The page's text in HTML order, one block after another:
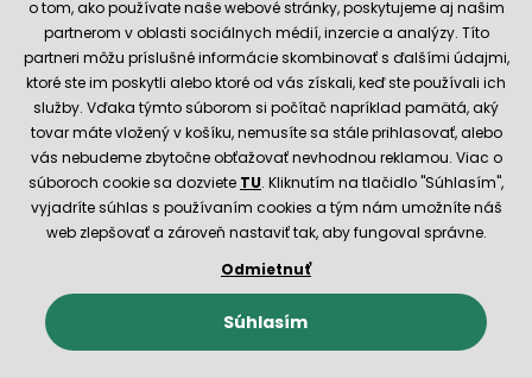
Spoľahlivý obchod
Obchodné podmienky
Nastavenie cookies
E-shop vytvorila a technicky zaisťujeSIMPLIA.cz
o tom, ako používate naše webové stránky, poskytujeme aj našim
partnerom v oblasti sociálnych médií, inzercie a analýzy. Títo
partneri môžu príslušné informácie skombinovať s ďalšími údajmi,
ktoré ste im poskytli alebo ktoré od vás získali, keď ste používali ich
služby. Vďaka týmto súborom si počítač napríklad pamätá, aký
tovar máte vložený v košíku, nemusíte sa stále prihlasovať, alebo
vás nebudeme zbytočne obťažovať nevhodnou reklamou. Viac o
súboroch cookie sa dozviete TU. Kliknutím na tlačidlo "Súhlasím",
vyjadríte súhlas s používaním cookies a tým nám umožníte náš
web zlepšovať a zároveň nastaviť tak, aby fungoval správne.
Odmietnuť
Súhlasím